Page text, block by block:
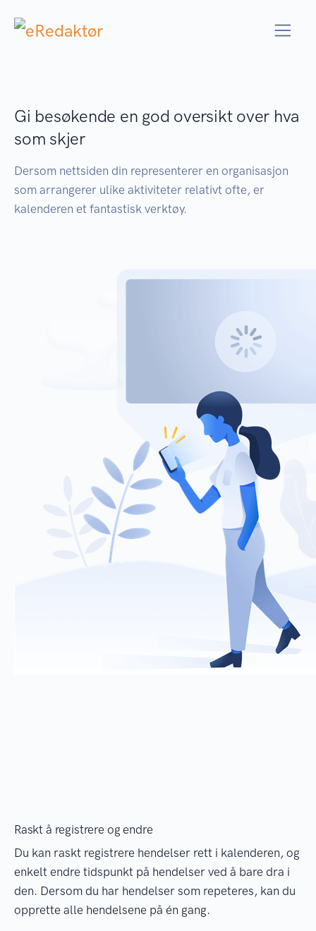
Gi besøkende en god oversikt over hva
som skjer
Dersom nettsiden din representerer en organisasjon
som arrangerer ulike aktiviteter relativt ofte, er
kalenderen et fantastisk verktøy.
Raskt å registrere og endre
Du kan raskt registrere hendelser rett i kalenderen, og
enkelt endre tidspunkt på hendelser ved å bare dra i
den. Dersom du har hendelser som repeteres, kan du
opprette alle hendelsene på én gang.